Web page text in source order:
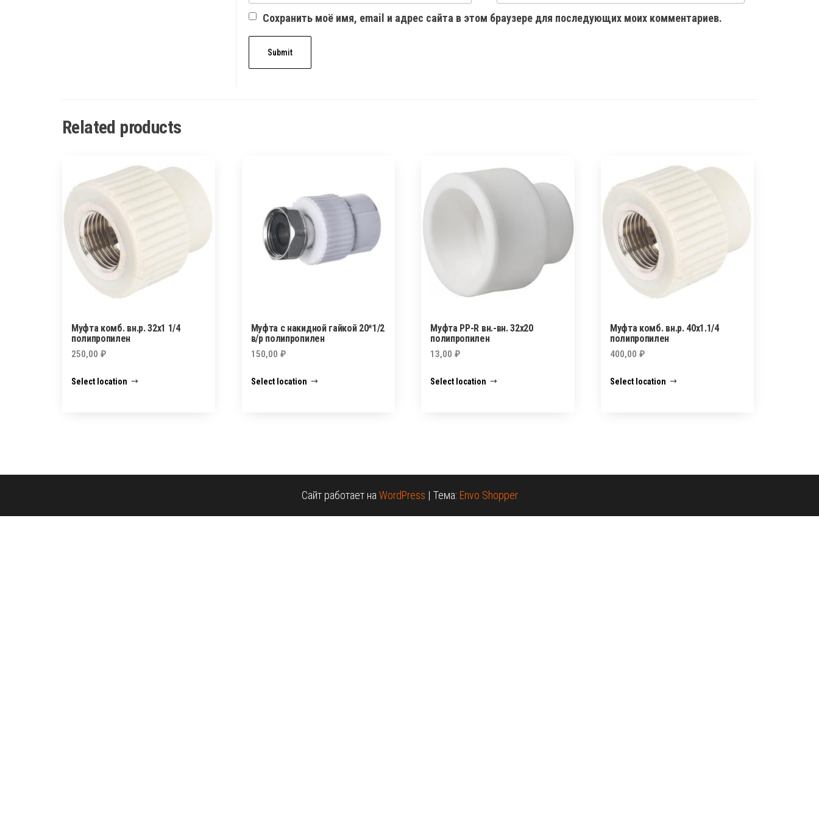
Сохранить моё имя, email и адрес сайта в этом браузере для последующих моих комментариев.
Related products
Муфта комб. вн.р. 32х1 1/4
полипропилен
250,00 ₽
Select location
Муфта с накидной гайкой 20*1/2
в/р полипропилен
150,00 ₽
Select location
Муфта PP-R вн.-вн. 32х20
полипропилен
13,00₽
Select location
Муфта комб. вн.р. 40х1.1/4
полипропилен
400,00₽
Select location
Сайт работает на WordPress | Тема: Envo Shopper